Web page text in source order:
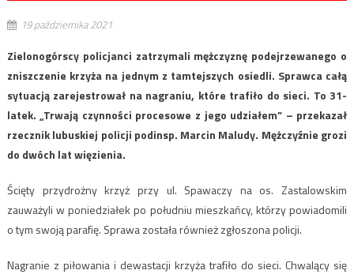
19 października 2021
Zielonogórscy policjanci zatrzymali mężczyznę podejrzewanego o
zniszczenie krzyża na jednym z tamtejszych osiedli. Sprawca całą
sytuacją zarejestrował na nagraniu, które trafiło do sieci. To 31-
latek. „Trwają czynności procesowe z jego udziałem” – przekazał
rzecznik lubuskiej policji podinsp. Marcin Maludy. Mężczyźnie grozi
do dwóch lat więzienia.
Ścięty przydrożny krzyż przy ul. Spawaczy na os. Zastalowskim
zauważyli w poniedziałek po południu mieszkańcy, którzy powiadomili
o tym swoją parafię. Sprawa została również zgłoszona policji.
Nagranie z piłowania i dewastacji krzyża trafiło do sieci. Chwalący się